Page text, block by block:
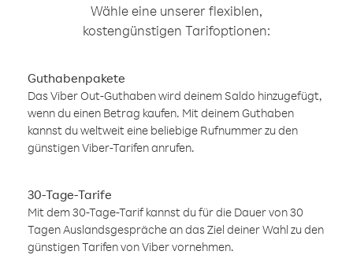
Wähle eine unserer flexiblen,
kostengünstigen Tarifoptionen:
Guthabenpakete
Das Viber Out-Guthaben wird deinem Saldo hinzugefügt,
wenn du einen Betrag kaufen. Mit deinem Guthaben
kannst du weltweit eine beliebige Rufnummer zu den
günstigen Viber-Tarifen anrufen.
30-Tage-Tarife
Mit dem 30-Tage-Tarif kannst du für die Dauer von 30
Tagen Auslandsgespräche an das Ziel deiner Wahl zu den
günstigen Tarifen von Viber vornehmen.